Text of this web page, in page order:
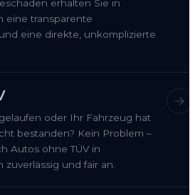
erhalten Sie in
eine transparente
eine direkte, unkomplizierte
oder Ihr Fahrzeug hat
bestanden? Kein Problem –
Autos ohne TÜV in
zuverlässig und fair an.